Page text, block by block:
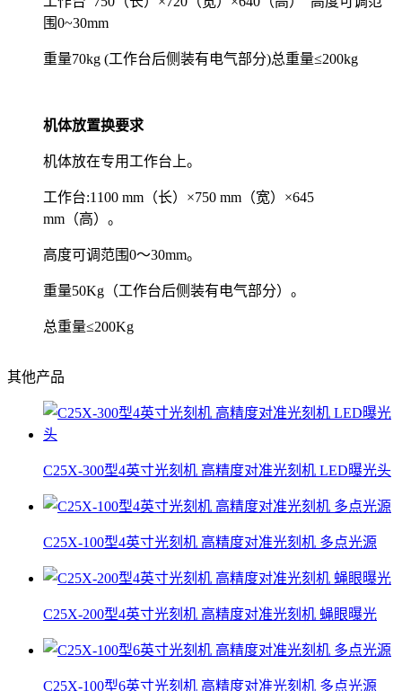
围0~30mm
重量70kg (工作台后侧装有电气部分)总重量≤200kg
机体放置换要求
机体放在专用工作台上。
工作台:1100 mm（长）×750 mm（宽）×645
mm（高）。
高度可调范围0～30mm。
重量50Kg（工作台后侧装有电气部分）。
总重量≤200Kg
其他产品
C25X-300型4英寸光刻机 高精度对准光刻机 LED曝光头
C25X-100型4英寸光刻机 高精度对准光刻机 多点光源
C25X-200型4英寸光刻机 高精度对准光刻机 蝇眼曝光
C25X-100型6英寸光刻机 高精度对准光刻机 多点光源